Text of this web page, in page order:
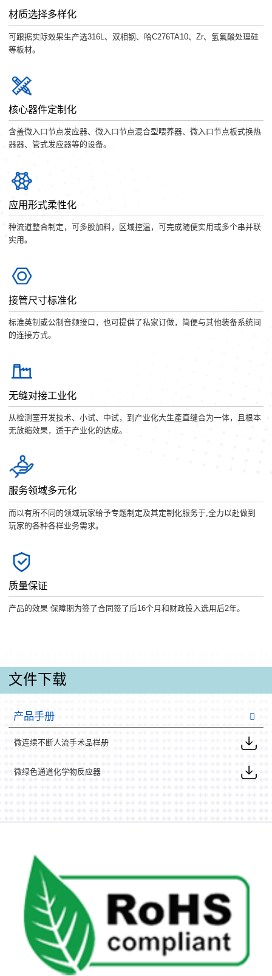
材质选择多样化
可跟据实际效果生产选316L、双相钢、哈C276TA10、Zr、氢氟酸处理硅
等板材。
核心器件定制化
含盖微入口节点发应器、微入口节点混合型喂养器、微入口节点板式换热
器器、管式发应器等的设备。
应用形式柔性化
种流道整合制定，可多股加料，区域控温，可完成随便实用或多个串并联
实用。
接管尺寸标准化
标淮英制或公制音频接口，也可提供了私家订做，简便与其他装备系统间
的连接方式。
无缝对接工业化
从检测室开发技术、小试、中试，到产业化大生產直缝合为一体，且根本
无放缩效果，适于产业化的达成。
服务领域多元化
而以有所不同的领域玩家给予专题制定及其定制化服务于,全力以赴做到
玩家的各种各样业务需求。
质量保证
产品的效果 保障期为签了合同签了后16个月和财政投入选用后2年。
文件下载
产品手册
微连续不断人流手术品样册
微绿色通道化学物反应器